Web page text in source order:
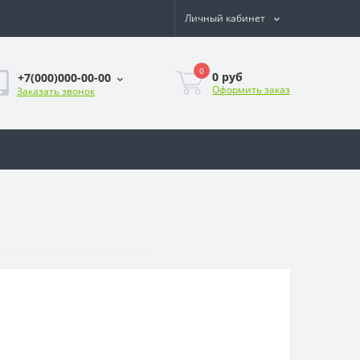
Личный кабинет
+7(000)000-00-00
Заказать звонок
0 0 руб
Оформить заказ